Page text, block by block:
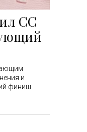
CC
и
финиш